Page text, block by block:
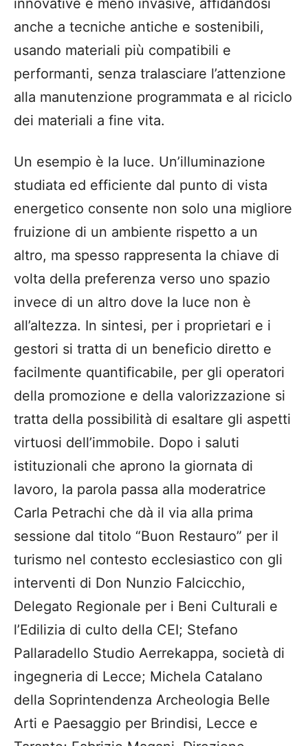
innovative e meno invasive, affidandosi
anche a tecniche antiche e sostenibili,
usando materiali più compatibili e
performanti, senza tralasciare l’attenzione
alla manutenzione programmata e al riciclo
dei materiali a fine vita.
Un esempio è la luce. Un’illuminazione
studiata ed efficiente dal punto di vista
energetico consente non solo una migliore
fruizione di un ambiente rispetto a un
altro, ma spesso rappresenta la chiave di
volta della preferenza verso uno spazio
invece di un altro dove la luce non è
all’altezza. In sintesi, per i proprietari e i
gestori si tratta di un beneficio diretto e
facilmente quantificabile, per gli operatori
della promozione e della valorizzazione si
tratta della possibilità di esaltare gli aspetti
virtuosi dell’immobile. Dopo i saluti
istituzionali che aprono la giornata di
lavoro, la parola passa alla moderatrice
Carla Petrachi che dà il via alla prima
sessione dal titolo “Buon Restauro” per il
turismo nel contesto ecclesiastico con gli
interventi di Don Nunzio Falcicchio,
Delegato Regionale per i Beni Culturali e
l’Edilizia di culto della CEI; Stefano
Pallaradello Studio Aerrekappa, società di
ingegneria di Lecce; Michela Catalano
della Soprintendenza Archeologia Belle
Arti e Paesaggio per Brindisi, Lecce e